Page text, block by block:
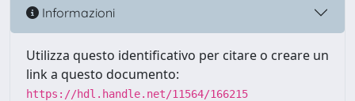
Informazioni
Utilizza questo identificativo per citare o creare un
link a questo documento:
https://hdl.handle.net/11564/166215